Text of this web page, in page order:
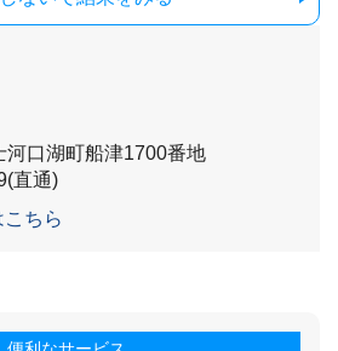
河口湖町船津1700番地
直通)
ちら